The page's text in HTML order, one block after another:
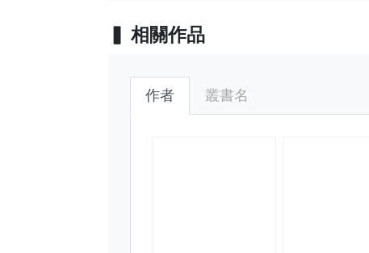
相關作品
作者 叢書名